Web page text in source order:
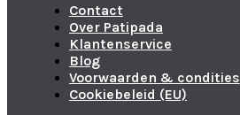
Contact
Over Patipada
Klantenservice
Blog
Voorwaarden & condities
Cookiebeleid (EU)